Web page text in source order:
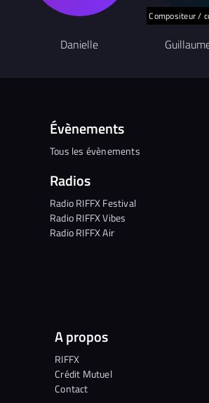
Danielle
Compositeur /
Évènements
Tous les évènements
Radios
Radio RIFFX Festival
Radio RIFFX Vibes
Radio RIFFX Air
A propos
RIFFX
Crédit Mutuel
Contact